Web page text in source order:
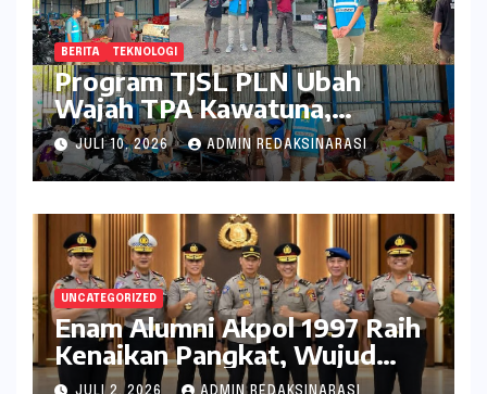
BERITA TEKNOLOGI
Program TJSL PLN Ubah
Wajah TPA Kawatuna,
Sampah Kini Bernilai Ekonomi
dan Lingkungan
JULI 10, 2026 ADMIN REDAKSINARASI
UNCATEGORIZED
Enam Alumni Akpol 1997 Raih
Kenaikan Pangkat, Wujud
Penghargaan atas Pengabdian